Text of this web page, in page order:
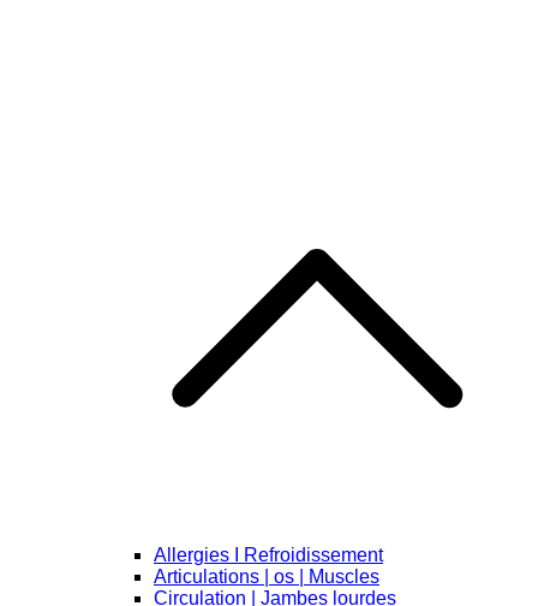
Allergies I Refroidissement
Articulations | os | Muscles
Circulation | Jambes lourdes